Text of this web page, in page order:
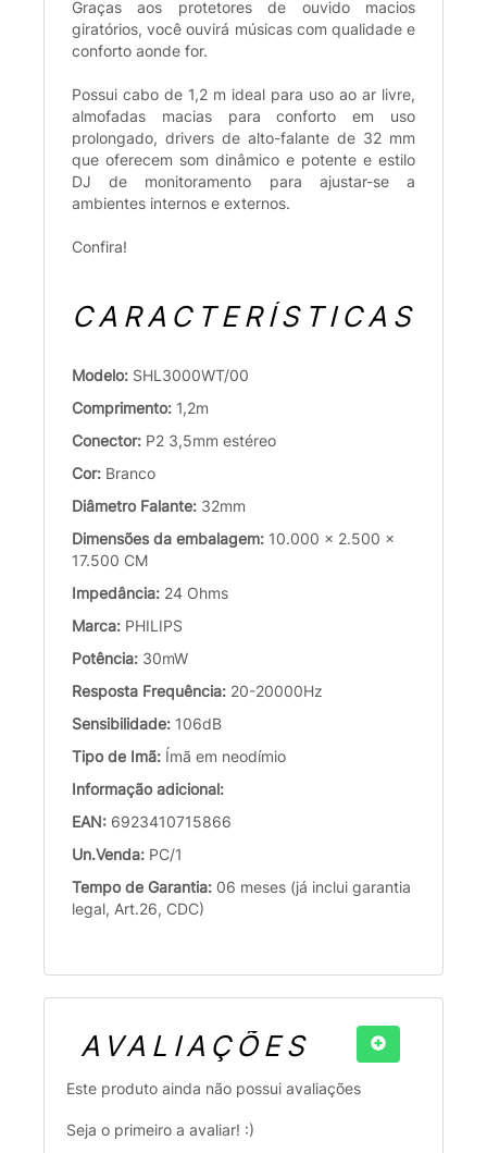
Graças aos protetores de ouvido macios
giratórios, você ouvirá músicas com qualidade e
conforto aonde for.
Possui cabo de 1,2 m ideal para uso ao ar livre,
almofadas macias para conforto em uso
prolongado, drivers de alto-falante de 32 mm
que oferecem som dinâmico e potente e estilo
DJ de monitoramento para ajustar-se a
ambientes internos e externos.
Confira!
CARACTERÍSTICAS
Modelo: SHL3000WT/00
Comprimento: 1,2m
Conector: P2 3,5mm estéreo
Cor: Branco
Diâmetro Falante: 32mm
Dimensões da embalagem: 10.000 x 2.500 x
17.500 CM
Impedância: 24 Ohms
Marca: PHILIPS
Potência: 30mW
Resposta Frequência: 20-20000Hz
Sensibilidade: 106dB
Tipo de Imã: Ímã em neodímio
Informação adicional:
EAN: 6923410715866
Un.Venda: PC/1
Tempo de Garantia: 06 meses (já inclui garantia
legal, Art.26, CDC)
AVALIAÇÕES
Este produto ainda não possui avaliações
Seja o primeiro a avaliar! :)